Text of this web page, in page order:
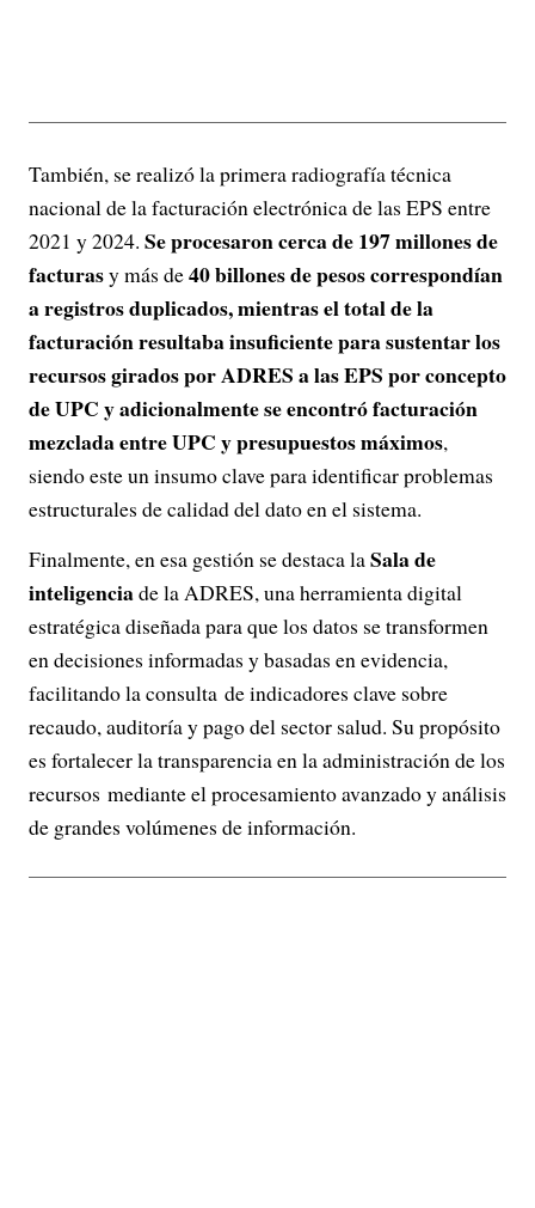
También, se realizó la primera radiografía técnica
nacional de la facturación electrónica de las EPS entre
2021 y 2024. Se procesaron cerca de 197 millones de
facturasy más de40 billones de pesos correspondían
a registros duplicados, mientras el total de la
facturación resultaba insuficiente para sustentar los
recursos girados por ADRES a las EPS por concepto
de UPC y adicionalmente se encontró facturación
mezclada entre UPC y presupuestos máximos,
siendo este un insumo clave para identificar problemas
estructurales de calidad del dato en el sistema.
Finalmente, en esa gestión se destaca laSala de
inteligenciade la ADRES, una herramienta digital
estratégica diseñada para que los datos se transformen
en decisiones informadas y basadas en evidencia,
facilitando la consulta de indicadores clave sobre
recaudo, auditoría y pago del sector salud. Su propósito
es fortalecer la transparencia en la administración de los
recursos mediante el procesamiento avanzado y análisis
de grandes volúmenes de información.